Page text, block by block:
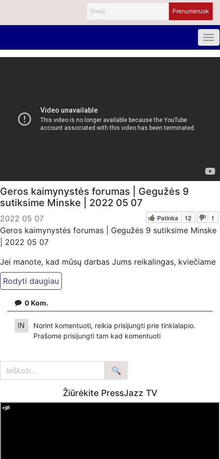
Geros kaimynystės forumas | Gegužės 9
sutiksime Minske | 2022 05 07
2022 05 07 Patinka 12 1
Geros kaimynystės forumas | Gegužės 9 sutiksime Minske
| 2022 05 07
Jei manote, kad mūsų darbas Jums reikalingas, kviečiame
paremti: Patreon platformoje
patreon.com/KazimierasJuraitis; Tiesiogiai pervedant per
"Kaisakas", LT477300010078090515 Paskirtyje nurodant
''Auka''.
0 Kom.
Norint komentuoti, reikia prisijungti prie tinklalapio.
Prašome prisijungti tam kad komentuoti
Žiūrėkite PressJazz TV